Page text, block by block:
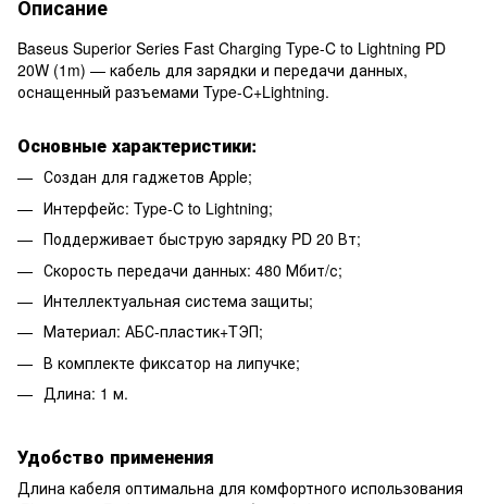
Описание
Baseus Superior Series Fast Charging Type-C to Lightning PD
20W (1m) — кабель для зарядки и передачи данных,
оснащенный разъемами Type-C+Lightning.
Основные характеристики:
Создан для гаджетов Apple;
Интерфейс: Type-C to Lightning;
Поддерживает быструю зарядку PD 20 Вт;
Скорость передачи данных: 480 Мбит/с;
Интеллектуальная система защиты;
Материал: АБС-пластик+TЭП;
В комплекте фиксатор на липучке;
Длина: 1 м.
Удобство применения
Длина кабеля оптимальна для комфортного использования